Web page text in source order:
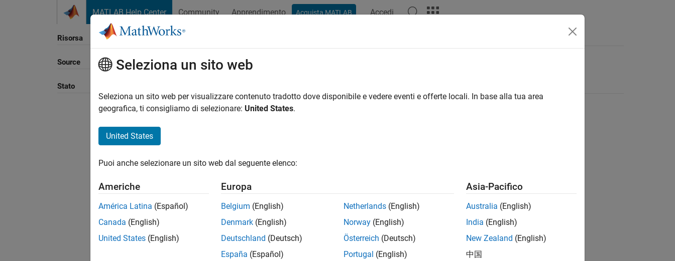
MATLAB Help Center Community Apprendimento Acquista MATLAB Accedi
Risorsa
Source
Stato
Ordina per
Seleziona un sito web
Seleziona un sito web per visualizzare contenuto tradotto dove disponibile e vedere eventi e offerte locali. In base alla tua area
geografica, ti consigliamo di selezionare: United States.
United States
Puoi anche selezionare un sito web dal seguente elenco:
Americhe
América Latina (Español)
Canada (English)
United States (English)
Europa
Belgium (English)
Denmark (English)
Deutschland (Deutsch)
España (Español)
Netherlands (English)
Norway (English)
Österreich (Deutsch)
Portugal (English)
Asia-Pacifico
Australia (English)
India (English)
New Zealand (English)
中国